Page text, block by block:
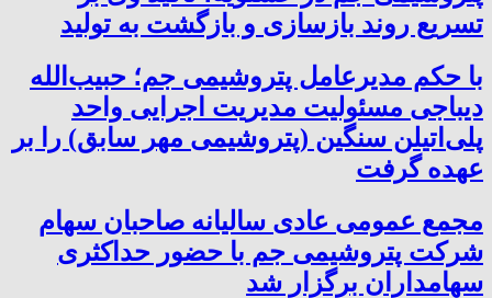
تسریع روند بازسازی و بازگشت به تولید
با حکم مدیرعامل پتروشیمی جم؛ حبیب‌الله
دیباجی مسئولیت مدیریت اجرایی واحد
پلی‌اتیلن سنگین (پتروشیمی مهر سابق) را بر
عهده گرفت
مجمع عمومی عادی سالیانه صاحبان سهام
شرکت پتروشیمی جم با حضور حداکثری
سهامداران برگزار شد